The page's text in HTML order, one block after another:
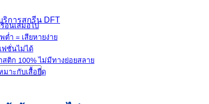
ริการสกรีน DFT
อนเสมอไป
ำ = เสียหายง่าย
ฟชั่นไม่ได้
ติก 100% ไม่มีทางย่อยสลาย
มาะกับเสื้อยืด